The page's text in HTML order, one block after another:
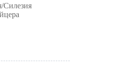
Силезия